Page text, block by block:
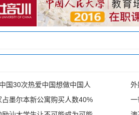
国30次热爱中国想做中国人
外
墨尔本新公寓购买人数40%
一